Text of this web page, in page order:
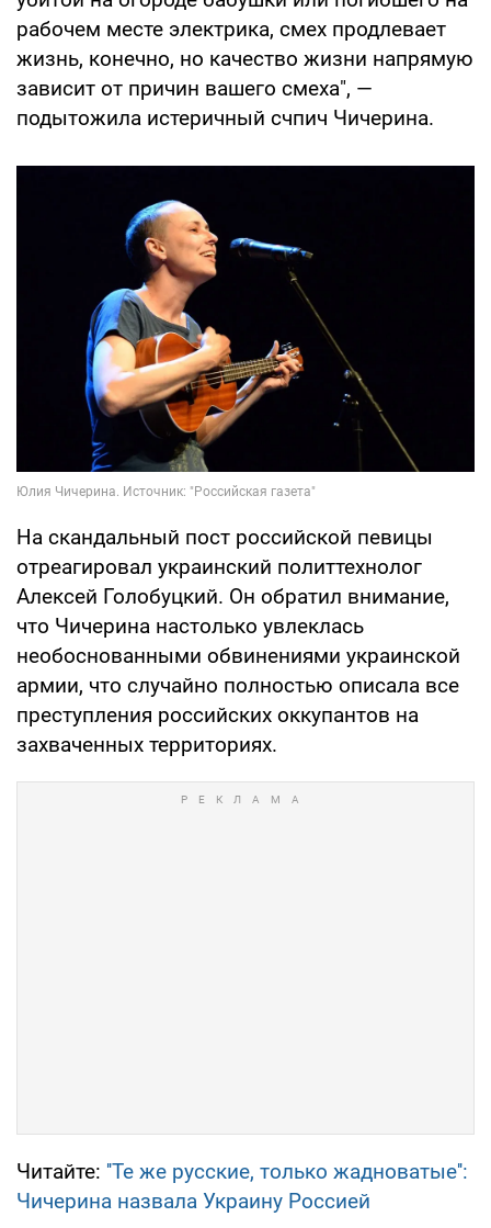
рабочем месте электрика, смех продлевает
жизнь, конечно, но качество жизни напрямую
зависит от причин вашего смеха", —
подытожила истеричный счпич Чичерина.
На скандальный пост российской певицы
отреагировал украинский политтехнолог
Алексей Голобуцкий. Он обратил внимание,
что Чичерина настолько увлеклась
необоснованными обвинениями украинской
армии, что случайно полностью описала все
преступления российских оккупантов на
захваченных территориях.
Читайте: ''Те же русские, только жадноватые'':
Чичерина назвала Украину Россией